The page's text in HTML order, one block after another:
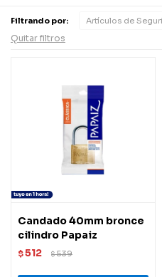
Filtrando por: Artículos de
Quitar filtros
Candado 40mm bronce
cilindro Papaiz
$512 $539